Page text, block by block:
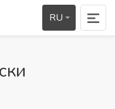
RU